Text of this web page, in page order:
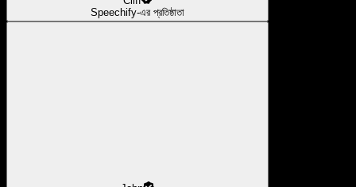
Speechify-এর প্রতিষ্ঠাতা